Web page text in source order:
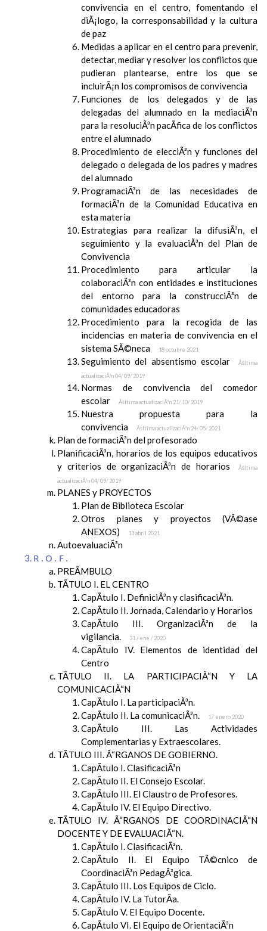
convivencia en el centro, fomentando el
diÃ¡logo, la corresponsabilidad y la cultura
de paz
Medidas a aplicar en el centro para prevenir,
detectar, mediar y resolver los conflictos que
pudieran plantearse, entre los que se
incluirÃ¡n los compromisos de convivencia
Funciones de los delegados y de las
delegadas del alumnado en la mediaciÃ³n
para la resoluciÃ³n pacÃ­fica de los conflictos
entre el alumnado
Procedimiento de elecciÃ³n y funciones del
delegado o delegada de los padres y madres
del alumnado
ProgramaciÃ³n de las necesidades de
formaciÃ³n de la Comunidad Educativa en
esta materia
Estrategias para realizar la difusiÃ³n, el
seguimiento y la evaluaciÃ³n del Plan de
Convivencia
Procedimiento para articular la
colaboraciÃ³n con entidades e instituciones
del entorno para la construcciÃ³n de
comunidades educadoras
Procedimiento para la recogida de las
incidencias en materia de convivencia en el
sistema SÃ©neca
18 octubre 2021
Seguimiento del absentismo escolar
Ãšltima
actualizaciÃ³n 04/ 09/ 2019
Normas de convivencia del comedor
escolar
Ãšltima actualizaciÃ³n 21/ 10/ 2019
Nuestra propuesta para la
convivencia
Ãšltima actualizaciÃ³n 24/ 05/ 2021
Plan de formaciÃ³n del profesorado
PlanificaciÃ³n, horarios de los equipos educativos
y criterios de organizaciÃ³n de horarios
Ãšltima
actualizaciÃ³n 04/ 09/ 2019
PLANES y PROYECTOS
Plan de Biblioteca Escolar
Otros planes y proyectos (VÃ©ase
ANEXOS)
13 abril 2021
AutoevaluaciÃ³n
R.O.F.
PREÃMBULO
TÃTULO I. EL CENTRO
CapÃ­tulo I. DefiniciÃ³n y clasificaciÃ³n.
CapÃ­tulo II. Jornada, Calendario y Horarios
CapÃ­tulo III. OrganizaciÃ³n de la
vigilancia.
31 / ene / 2020
CapÃ­tulo IV. Elementos de identidad del
Centro
TÃTULO II. LA PARTICIPACIÃ“N Y LA
COMUNICACIÃ“N
CapÃ­tulo I. La participaciÃ³n.
CapÃ­tulo II. La comunicaciÃ³n.
17 enero 2020
CapÃ­tulo III. Las Actividades
Complementarias y Extraescolares.
TÃTULO III. Ã“RGANOS DE GOBIERNO.
CapÃ­tulo I. ClasificaciÃ³n
CapÃ­tulo II. El Consejo Escolar.
CapÃ­tulo III. El Claustro de Profesores.
CapÃ­tulo IV. El Equipo Directivo.
TÃTULO IV. Ã“RGANOS DE COORDINACIÃ“N
DOCENTE Y DE EVALUACIÃ“N.
CapÃ­tulo I. ClasificaciÃ³n.
CapÃ­tulo II. El Equipo TÃ©cnico de
CoordinaciÃ³n PedagÃ³gica.
CapÃ­tulo III. Los Equipos de Ciclo.
CapÃ­tulo IV. La TutorÃ­a.
CapÃ­tulo V. El Equipo Docente.
CapÃ­tulo VI. El Equipo de OrientaciÃ³n